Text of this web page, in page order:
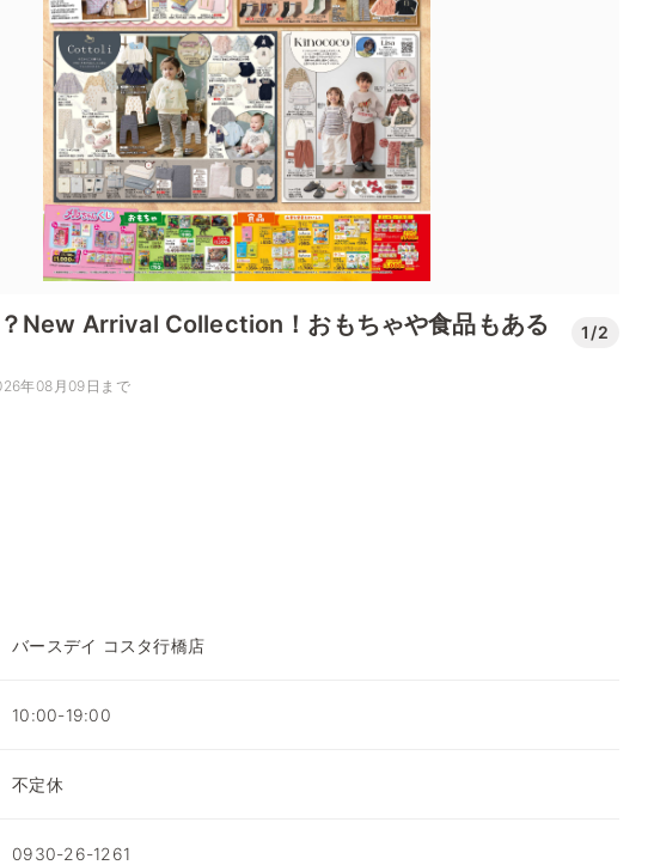
New Arrival Collection！おもちゃや食品もある
1/2
年08月09日まで
バースデイ コスタ行橋店
10:00-19:00
不定休
0930-26-1261